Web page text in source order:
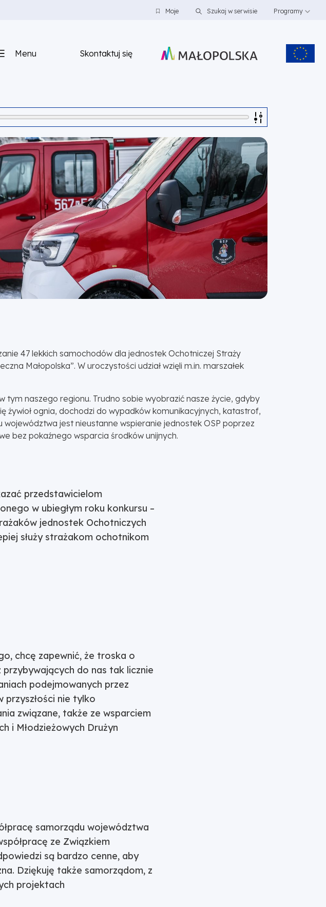
Moje Szukaj w serwisie Programy
Menu Skontaktuj się
47 lekkich samochodów dla jednostek Ochotniczej Straży
Małopolska”. W uroczystości udział wzięli m.in. marszałek
naszego regionu. Trudno sobie wyobrazić nasze życie, gdyby
żywioł ognia, dochodzi do wypadków komunikacyjnych, katastrof,
jest nieustanne wspieranie jednostek OSP poprzez
bez pokaźnego wsparcia środków unijnych.
przedstawicielom
w ubiegłym roku konkursu –
jednostek Ochotniczych
służy strażakom ochotnikom
chcę zapewnić, że troska o
do nas tak licznie
podejmowanych przez
nie tylko
związane, także ze wsparciem
i Młodzieżowych Drużyn
samorządu województwa
ze Związkiem
są bardzo cenne, aby
Dziękuję także samorządom, z
projektach